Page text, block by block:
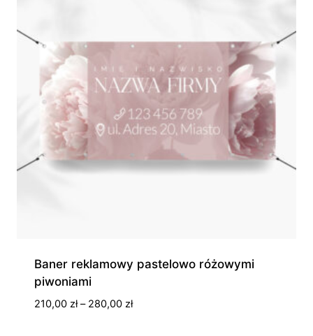
Baner reklamowy pastelowo różowymi
piwoniami
210,00 zł – 280,00 złZakres